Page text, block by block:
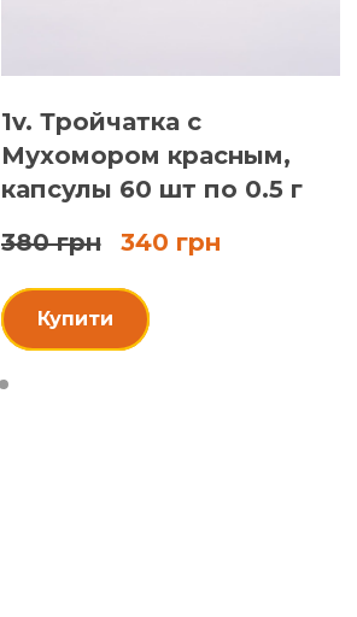
1v. Тройчатка с
Мухомором красным,
капсулы 60 шт по 0.5 г
380 грн
340 грн
Купити